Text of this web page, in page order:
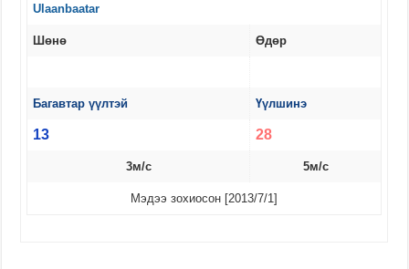
Ulaanbaatar
Шөнө Өдөр
Багавтар үүлтэй Үүлшинэ
13 28
3м/с 5м/с
Мэдээ зохиосон [2013/7/1]